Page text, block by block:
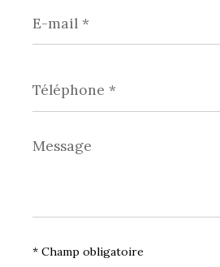
mail
*
*
Message
*
* Champ obligatoire